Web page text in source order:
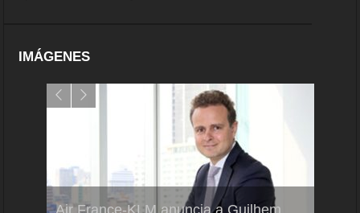
IMÁGENES
Air France-KLM anuncia a Guilhem